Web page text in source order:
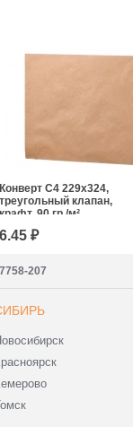
Конверт С4 229х324,
треугольный клапан,
крафт, 90 гр./м²
6.45 ₽
207